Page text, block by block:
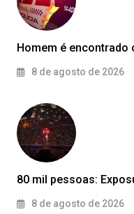
Homem é
8 de agosto de 2026
80 mil pessoas:
8 de agosto de 2026